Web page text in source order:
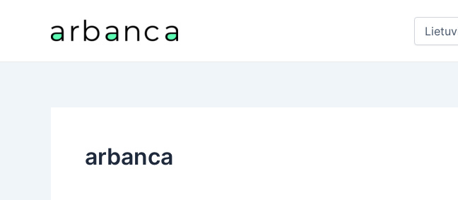
Pasirinkite
kalbą
arbanca